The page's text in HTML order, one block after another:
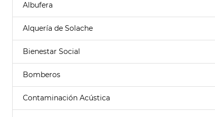
Albufera
Alquería de Solache
Bienestar Social
Bomberos
Contaminación Acústica